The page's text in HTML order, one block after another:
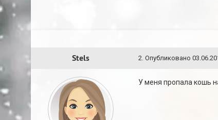
Stels 2. Опубликовано
У меня пропала кошь